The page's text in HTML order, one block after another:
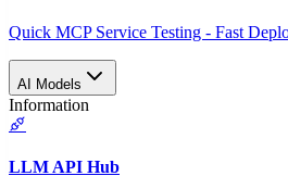
Quick MCP Service Testing - Fast
AI Models
Information
LLM API Hub